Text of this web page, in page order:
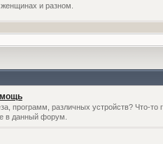
и разном.
программ, различных устройств? Что-то
в данный форум.